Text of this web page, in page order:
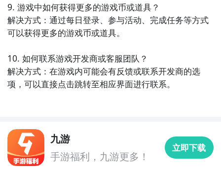
通过上面的游戏介绍和图片，可能大家对永远可爱的狗
有大致的了解了，不过这么游戏要怎么样才能抢先体验
最先的下载机会了咯！
9. 游戏中如何获得更多的游戏币或道具？
解决方式：通过每日登录、参与活动、完成任务等方式
可以获得更多的游戏币或道具。
10. 如何联系游戏开发商或客服团队？
解决方式：在游戏内可能会有反馈或联系开发商的选
项，可以直接点击跳转至相应界面进行联系。
九游
手游福利，九游更多！
立即下载